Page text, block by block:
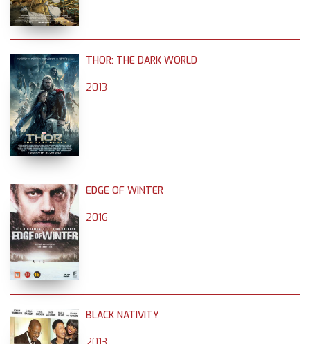
THOR: THE DARK WORLD
2013
EDGE OF WINTER
2016
BLACK NATIVITY